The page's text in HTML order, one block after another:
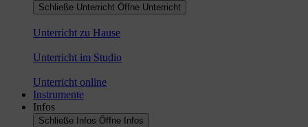
Schließe Unterricht Öffne Unterricht
Unterricht zu Hause
Unterricht im Studio
Unterricht online
Instrumente
Infos
Schließe Infos Öffne Infos